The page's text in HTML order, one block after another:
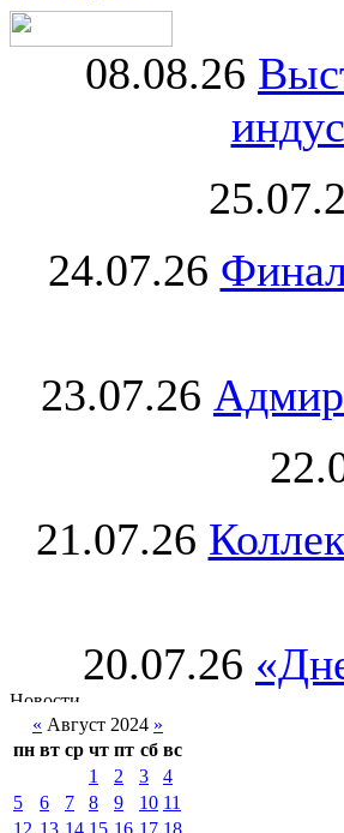
08.08.26
24.07.26
23.07.26
21.07.26
20.07.26
« Август 2024 »
пн вт ср чт пт сб вс
1
2 3
4
5
6 7 8 9 10 11
12 13 14 15 16 17 18